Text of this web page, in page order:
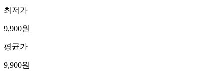
최저가
9,900원
평균가
9,900원